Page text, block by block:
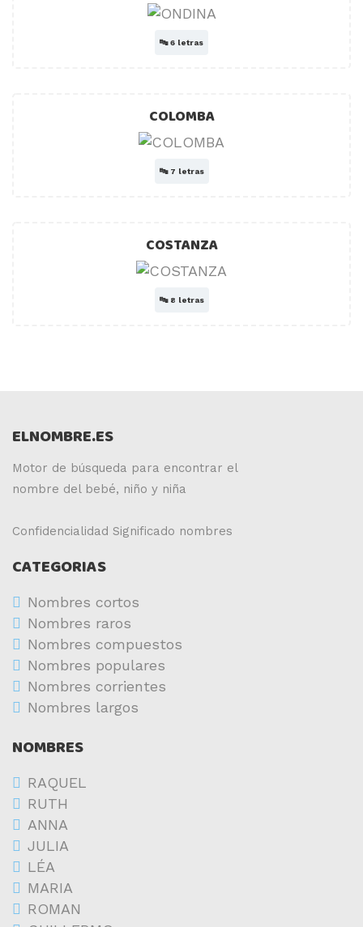
🔤6 letras
COLOMBA
🔤 7 letras
COSTANZA
🔤 8 letras
ELNOMBRE.ES
Motor de búsqueda para encontrar el
nombre del bebé, niño y niña
Confidencialidad Significado nombres
CATEGORIAS
Nombres cortos
Nombres raros
Nombres compuestos
Nombres populares
Nombres corrientes
Nombres largos
NOMBRES
RAQUEL
RUTH
ANNA
JULIA
LÉA
MARIA
ROMAN